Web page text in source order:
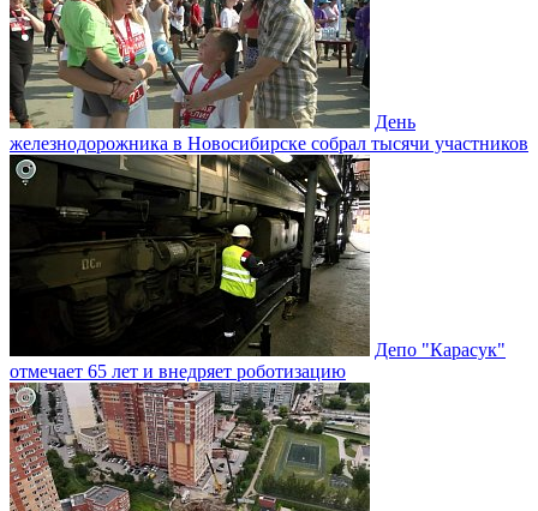
День
железнодорожника в Новосибирске собрал тысячи участников
Депо "Карасук"
отмечает 65 лет и внедряет роботизацию